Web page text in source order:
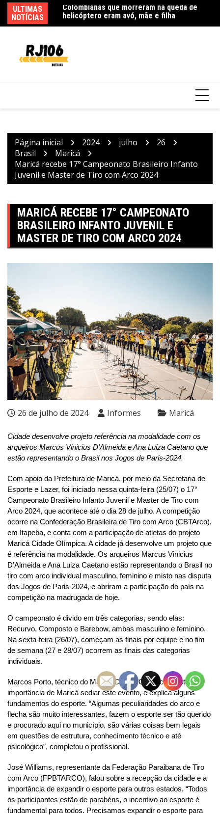
para
o
ULTIMAS
NOTÍCIAS
Mega-Sena sorteia prêmio acumulado de R$
Página inicial 2024 julho
26
Brasil
Maricá
Maricá recebe 17° Campeonato Brasileiro Infanto
Juvenil e Master de Tiro com Arco 2024
MARICÁ RECEBE 17° CAMPEONATO
BRASILEIRO INFANTO JUVENIL E
MASTER DE TIRO COM ARCO 2024
26 de julho de 2024 Informes Maricá
Cidade desenvolve projeto referência na modalidade com os
arqueiros Marcus Vinicius D’Almeida e Ana Luiza Caetano que
estão representando o Brasil nos Jogos de Paris-2024.
Com apoio da Prefeitura de Maricá, por meio da Secretaria de
Esporte e Lazer, foi iniciado nessa quinta-feira (25/07) o 17°
Campeonato Brasileiro Infanto Juvenil e Master de Tiro com
Arco 2024, que acontece até o dia 28 de julho. A competição
ocorre na Confederação Brasileira de Tiro com Arco (CBTArco),
em Itapeba, e conta com a participação de atletas do projeto
Maricá Cidade Olímpica. A cidade já desenvolve um projeto que
é referência na modalidade. Os arqueiros Marcus Vinicius
D’Almeida e Ana Luiza Caetano estão representando o Brasil no
tiro com arco individual masculino, feminino e misto nas disputa
dos Jogos de Paris-2024, e abriram a participação do país na
competição na madrugada de hoje.
O campeonato é divido em três categorias, sendo elas:
Recurvo, Composto e Barebow, ambas masculino e feminino.
Na sexta-feira (26/07), começam as finais por equipe e no fim
de semana (27 e 28/07) ocorrem as finais das categorias
individuais.
Marcos Porto, técnico do Maricá Cidade Olímpica, destaca a
importância de Maricá sediar este evento, e explica alguns
fundamentos do esporte. “Algumas peculiaridades do arco e
flecha são muito interessantes, fazem o esporte ser tão querido
e procurado aqui no município, são várias coisas bem legais
em questões de estrutura, conhecimento técnico e até
psicológico”, completou o profissional.
José Williams, representante da Federação Paraibana de Tiro
com Arco (FPBTARCO), falou sobre a recepção da cidade e a
importância de expandir o esporte para outros estados. “Todos
os participantes estão de parabéns, o incentivo ao esporte é
fundamental para todos. Precisamos expandir o esporte para